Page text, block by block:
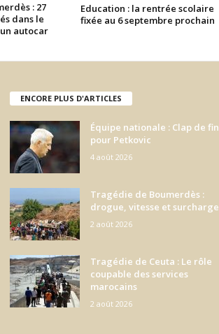
: 27
dans le
autocar
Education : la rentrée scolaire
fixée au 6 septembre prochain
ENCORE PLUS D'ARTICLES
Équipe nationale : Clap de fin
pour Petkovic
4 août 2026
Tragédie de Boumerdès :
drogue, vitesse et surcharge
2 août 2026
Tragédie de Ceuta : Le rôle
coupable des services
marocains
2 août 2026